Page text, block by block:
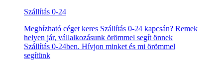
Szállítás 0-24
Megbízható céget keres Szállítás 0-24 kapcsán? Remek
helyen jár, vállalkozásunk örömmel segít önnek
Szállítás 0-24ben. Hívjon minket és mi örömmel
segítünk